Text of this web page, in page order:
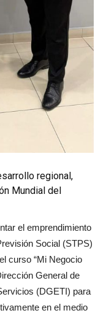
regional,
Mundial del
el emprendimiento
Social (STPS)
curso “Mi Negocio
General de
(DGETI) para
en el medio